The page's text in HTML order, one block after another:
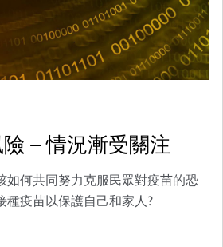
— 情況漸受關注
如何共同努力克服民眾對疫苗的恐
種疫苗以保護自己和家人?